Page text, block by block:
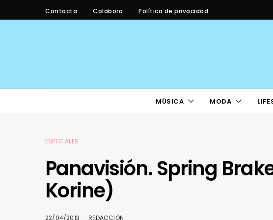
Contacta Colabora Política de privacidad
MÚSICA MODA
ESPECIALES
Panavisión. Spring
Korine)
22/04/2013 REDACCIÓN